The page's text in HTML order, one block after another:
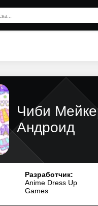
Чиби
Андроид
Разработчик:
Anime Dress Up
Games